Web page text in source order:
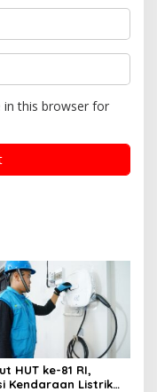
in this browser for
HUT ke-81 RI,
Kendaraan Listrik